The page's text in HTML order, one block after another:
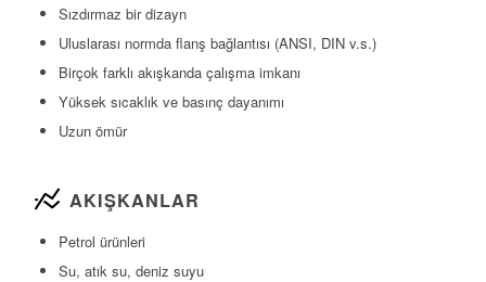
Sızdırmaz bir dizayn
Uluslarası normda flanş bağlantısı (ANSI, DIN v.s.)
Birçok farklı akışkanda çalışma imkanı
Yüksek sıcaklık ve basınç dayanımı
Uzun ömür
AKIŞKANLAR
Petrol ürünleri
Su, atık su, deniz suyu